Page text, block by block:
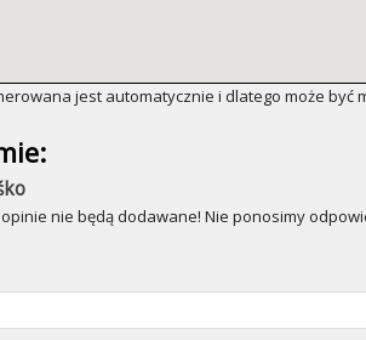
jest automatycznie i dlatego może być
nie będą dodawane! Nie ponosimy